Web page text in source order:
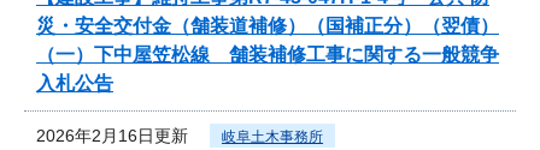
災・安全交付金（舗装道補修）（国補正分）（翌債）
（一）下中屋笠松線 舗装補修工事に関する一般競争
入札公告
2026年2月16日更新 岐阜土木事務所